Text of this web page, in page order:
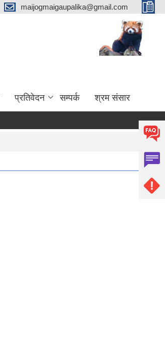
maijogmaigaupalika@gmail.com
प्रतिवेदन सम्पर्क श्रम संसार